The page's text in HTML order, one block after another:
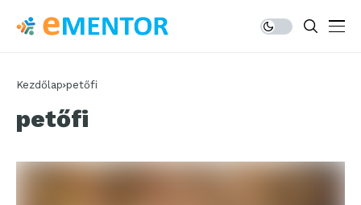
Kezdőlap petőfi
petőfi